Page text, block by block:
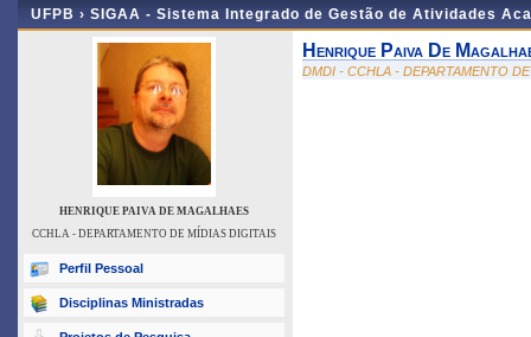
UFPB › SIGAA - Sistema Integrado de Gestão de Atividades
HENRIQUE PAIVA DE MAGALHAES
CCHLA - DEPARTAMENTO DE MÍDIAS DIGITAIS
Perfil Pessoal
Disciplinas Ministradas
Henrique Paiva De
DMDI - CCHLA - DEPARTAMENTO